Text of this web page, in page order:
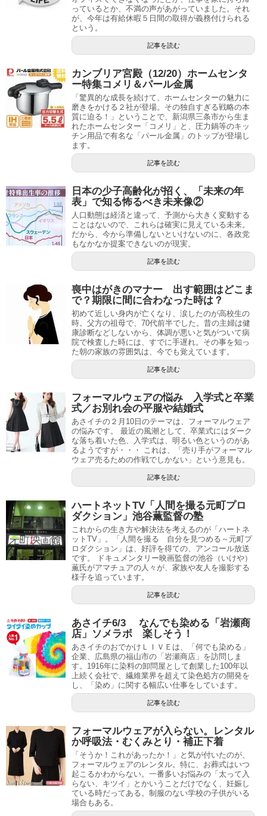
っているとか、不満の声があがっていました。それ
が、今年は有給休暇５日間の取得が義務付けられる
という。
記事を読む
カンブリア宮殿（12/20）ホームセンタ
ー特集コメリ＆パール金属
「驚異的な成長を続けて、ホームセンターの魅力に
磨きをかける２社が登場。その独自すぎる戦略の本
質に迫る！」ということで、新潟県三条市から生ま
れたホームセンター「コメリ」と、圧力鍋等のキッ
チン用品で有名な「パール金属」のトップが登場し
ます。
記事を読む
日本の少子高齢化が招く、「未来の年
表」で知る怖るべき未来像②
人口動態は経済と違って、予測から大きく変動する
ことはないので、これらは確実に見えている未来。
だから、今から準備しないといけないのに、各政党
もなかなか提案できないのが現実。
記事を読む
喪中はがきのマナー 出す範囲はどこま
で？期限に間に合わなった時は？
初めて近しい身内が亡くなり、涙したのが高校生の
時。父方の祖母で、70代前半でした。昔の主婦は健
康診断などしないから、体調が悪いと気がついて病
院で検査した時には、すでに手遅れ。その事を知っ
た朝の家族の雰囲気は、今でも覚えています。
記事を読む
フォーマルウェアの悩み 入学式と卒業
式／お別れ会の平服や結婚式
あさイチの２月10日のテーマは、フォーマルウェア
の悩みです。 最近の風潮として、卒業式にはダーク
な落ち着いた色、入学式は、明るい色というのがあ
るようですが・・・ これは、「売り手がフォーマル
ウェア売るための作戦でしかない」という意見も。
記事を読む
ハートネットTV「人間を撮る元町プロ
ダクション」池谷薫監督の塾
これからの生き方や解決法を考えるのが「ハートネ
ットTV」。「人間を撮る 自分を見つめる～元町プ
ロダクション」は、好評を得ての、アンコール放送
です。 ドキュメンタリー映画監督の池谷（いけや）
薫氏がアマチュアの人々が、家族や友人を撮影する
様子を追っています。
記事を読む
あさイチ6/3 なんでも染める「岩瀬商
店」ソメラボ 楽しそう！
あさイチのおでかけＬＩＶＥは、「何でも染める」
企業、広島県の福山市の「岩瀬商店」を訪問しま
す。1916年に染料の卸問屋として創業した100年以
上続く会社で、繊維業界を超えて染色処方の開発を
し、「染め」に関する幅広い仕事をしています。
記事を読む
フォーマルウェアが入らない。レンタル
か呼吸法・むくみとり・補正下着
「そうか！これがあったか！」と気が付いたのが、
フォーマルウェアのレンタル。特に、お葬式はいつ
起こるかわからない。一番多いお悩みの「太って入
らない、キツイ」とかいうことだけでなく、妊娠し
ている時だってある。制服のない学校の子供がいる
場合もある。